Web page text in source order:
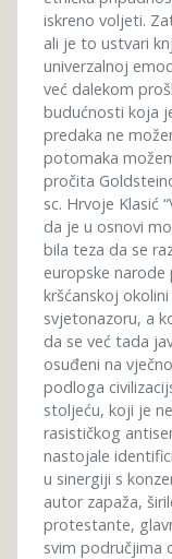
iskreno voljeti.
ali je to ustvari
univerzalnoj
već dalekom
budućnosti koja
predaka ne
potomaka
pročita
sc. Hrvoje Klasić
da je u osnovi
bila teza da se
europske
kršćanskoj
svjetonazoru, a
da se već tada
osuđeni na
podloga
stoljeću, koji je
rasističkog
nastojale
u sinergiji s
autor zapaža,
protestante,
svim područjima